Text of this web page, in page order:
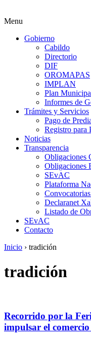
Menu
Gobierno
Cabildo
Directorio
DIF
OROMAPAS
IMPLAN
Plan
Informes de
Trámites y Servicios
Pago de
Registro para
Noticias
Transparencia
Obligaciones
Obligaciones
SEvAC
Plataforma
Declaranet
Listado de
SEvAC
Contacto
Inicio › tradición
tradición
Recorrido por la
impulsar el